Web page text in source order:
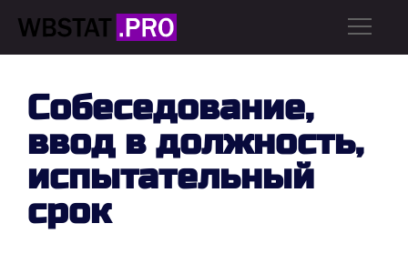
Собеседование,
ввод в должность,
испытательный
срок